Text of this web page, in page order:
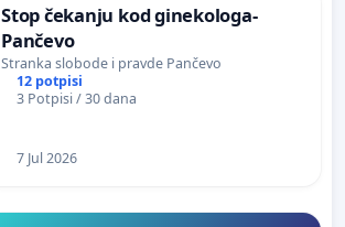
Stop čekanju kod ginekologa-
Pančevo
Stranka slobode i pravde Pančevo
12 potpisi
3 Potpisi / 30 dana
7 Jul 2026